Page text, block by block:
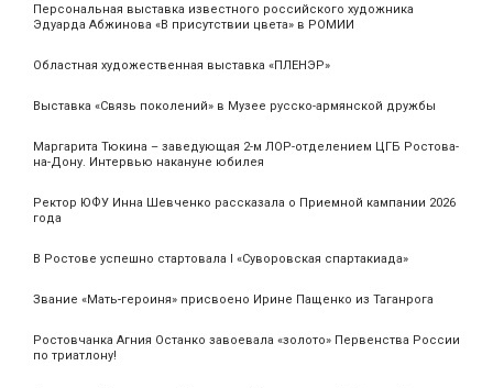
Персональная выставка известного российского художника
Эдуарда Абжинова «В присутствии цвета» в РОМИИ
Областная художественная выставка «ПЛЕНЭР»
Выставка «Связь поколений» в Музее русско-армянской дружбы
Маргарита Тюкина – заведующая 2-м ЛОР-отделением ЦГБ Ростова-
на-Дону. Интервью накануне юбилея
Ректор ЮФУ Инна Шевченко рассказала о Приемной кампании 2026
года
В Ростове успешно стартовала I «Суворовская спартакиада»
Звание «Мать‑героиня» присвоено Ирине Пащенко из Таганрога
Ростовчанка Агния Останко завоевала «золото» Первенства России
по триатлону!